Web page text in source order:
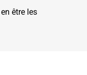
être les